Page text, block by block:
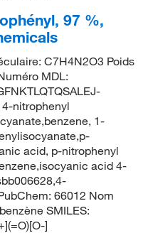
97 %,
C7H4N2O3 Poids
MDL:
4-nitrophenyl
1-
acid, p-nitrophenyl
acid 4-
66012 Nom
SMILES:
]